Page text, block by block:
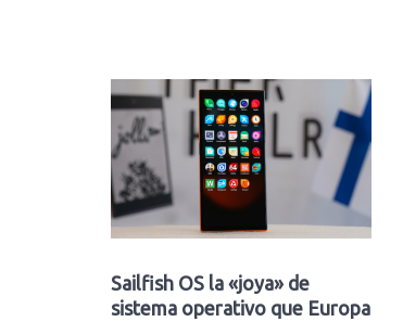
Sailfish OS la «joya» de
sistema operativo que Europa